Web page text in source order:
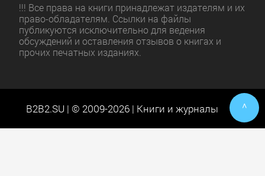
!!! Все права на книги принадлежат издателям и их
право-обладателям. Ссылки на файлы
публикуются исключительно для ведения
обсуждений и оставления отзывов о книгах и
прочих печатных изданиях.
B2B2.SU | © 2009-2026 | Книги и журналы ^